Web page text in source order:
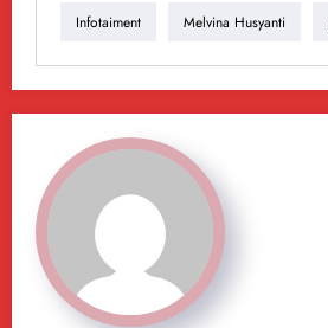
Infotaiment Melvina Husyanti